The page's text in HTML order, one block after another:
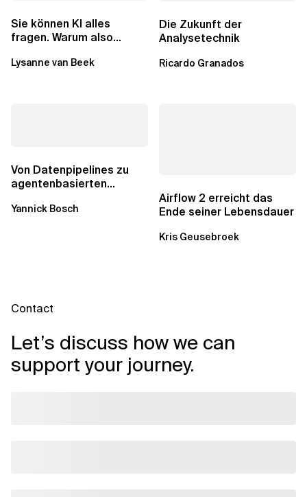
Sie können KI alles
fragen. Warum also
noch?
Lysanne van Beek
Die Zukunft der
Analysetechnik
Ricardo Granados
Von Datenpipelines zu
agentenbasierten
Analytics...
Yannick Bosch
Airflow 2 erreicht das
Ende seiner Lebensdauer
Kris Geusebroek
Contact
Let’s discuss how we can
support your journey.